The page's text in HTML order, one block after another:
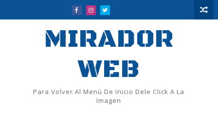
MIRADOR
WEB
Para Volver Al Menù De Inicio Dele Click A La
Imagen